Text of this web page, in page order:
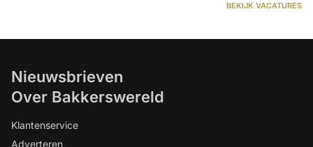
BEKIJK VACATURES
Nieuwsbrieven
Over Bakkerswereld
Klantenservice
Adverteren